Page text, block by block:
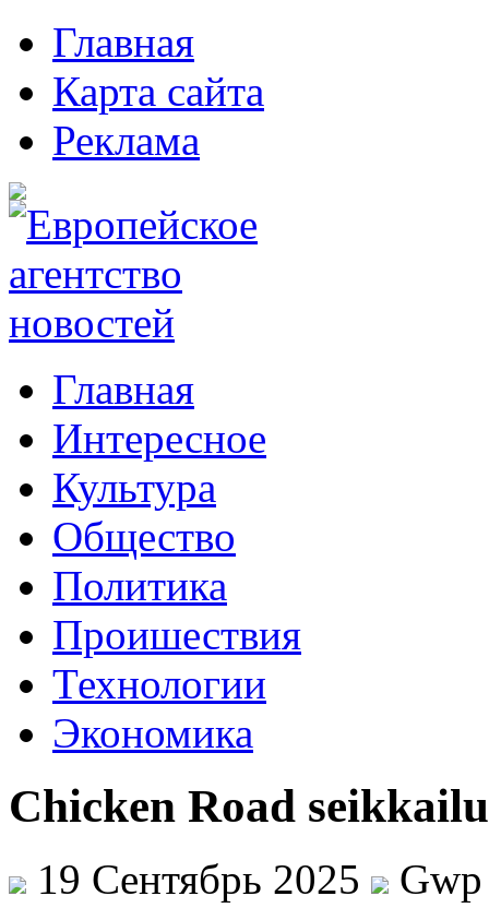
Главная
Карта сайта
Реклама
Главная
Интересное
Культура
Общество
Политика
Проишествия
Технологии
Экономика
Chicken Road
19 Сентябрь 2025
Gwp